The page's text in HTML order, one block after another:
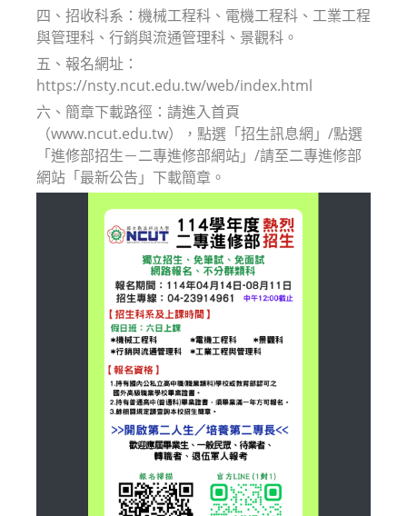
四、招收科系：機械工程科、電機工程科、工業工程
與管理科、行銷與流通管理科、景觀科。
五、報名網址：
https://nsty.ncut.edu.tw/web/index.html
六、簡章下載路徑：請進入首頁
（www.ncut.edu.tw），點選「招生訊息網」/點選
「進修部招生－二專進修部網站」/請至二專進修部
網站「最新公告」下載簡章。